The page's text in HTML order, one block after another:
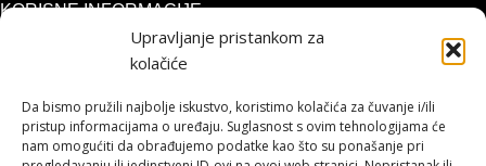
Upravljanje pristankom za
kolačiće
Da bismo pružili najbolje iskustvo, koristimo kolačića za čuvanje i/ili
pristup informacijama o uređaju. Suglasnost s ovim tehnologijama će
nam omogućiti da obrađujemo podatke kao što su ponašanje pri
KORISNE INFORMACIJE
Zaštita osobnih podataka
Pohvale i prigovori
Platforma za online rješavanje sporova